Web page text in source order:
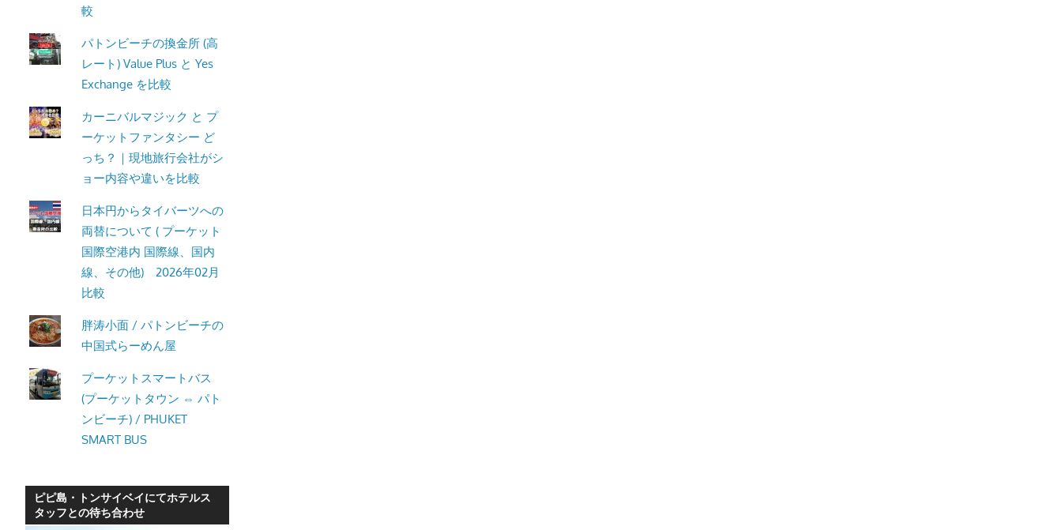
較
パトンビーチの換金所 (高
レート) Value Plus と Yes
Exchange を比較
カーニバルマジック と プ
ーケットファンタシー ど
っち？｜現地旅行会社がシ
ョー内容や違いを比較
日本円からタイバーツへの
両替について ( プーケット
国際空港内 国際線、国内
線、その他) 2026年02月
比較
胖涛小面 / パトンビーチの
中国式らーめん屋
プーケットスマートバス
(プーケットタウン ⇔ パト
ンビーチ) / PHUKET
SMART BUS
ピピ島・トンサイベイにてホテルス
タッフとの待ち合わせ